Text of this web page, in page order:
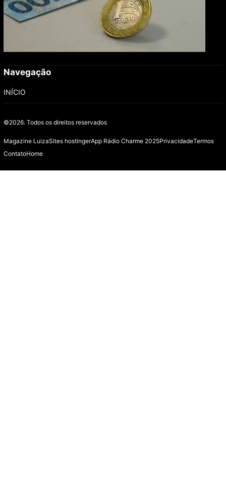
Navegação
INÍCIO
©2026. Todos os direitos reservados
Magazine LuizaSites hostingerApp Rádio Charme 2025PrivacidadeTermos
ContatoHome